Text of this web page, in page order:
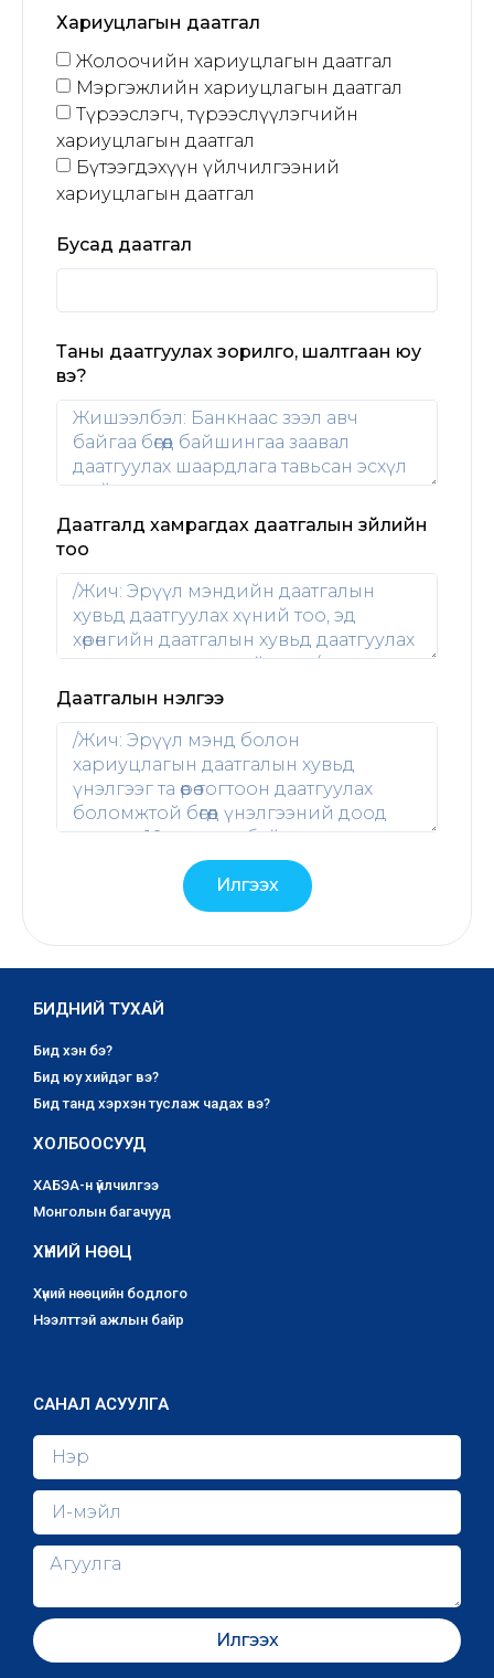
Хариуцлагын даатгал
Жолоочийн хариуцлагын даатгал
Мэргэжлийн хариуцлагын даатгал
Түрээслэгч, түрээслүүлэгчийн
хариуцлагын даатгал
Бүтээгдэхүүн үйлчилгээний
хариуцлагын даатгал
Бусад даатгал
Таны даатгуулах зорилго, шалтгаан юу
вэ?
Даатгалд хамрагдах даатгалын зүйлийн
тоо
Даатгалын үнэлгээ
Илгээх
БИДНИЙ ТУХАЙ
Бид хэн бэ?
Бид юу хийдэг вэ?
Бид танд хэрхэн туслаж чадах вэ?
ХОЛБООСУУД
ХАБЭА-н үйлчилгээ
Монголын багачууд
ХҮНИЙ НӨӨЦ
Хүний нөөцийн бодлого
Нээлттэй ажлын байр
САНАЛ АСУУЛГА
Илгээх